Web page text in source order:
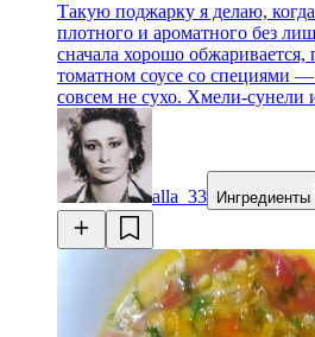
Такую поджарку я делаю, когда
плотного и ароматного без
сначала хорошо обжаривается,
томатном соусе со специями
совсем не сухо. Хмели-сунели
alla_33 Ингредиенты